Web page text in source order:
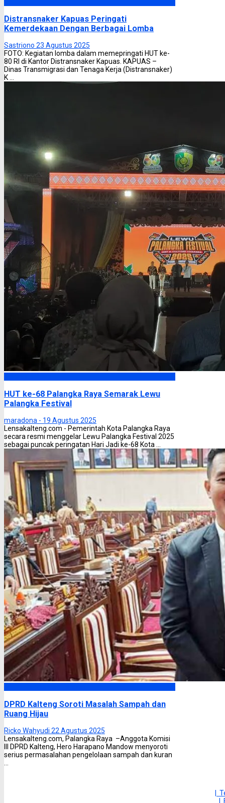
Distransnaker Kapuas Peringati
Kemerdekaan Dengan Berbagai Lomba
Sastriono 23 Agustus 2025
FOTO: Kegiatan lomba dalam memepringati HUT ke-
80 RI di Kantor Distransnaker Kapuas. KAPUAS –
Dinas Transmigrasi dan Tenaga Kerja (Distransnaker)
K ...
HUT ke-68 Palangka Raya Semarak Lewu
Palangka Festival
maradona - 19 Agustus 2025
Lensakalteng.com - Pemerintah Kota Palangka Raya
secara resmi menggelar Lewu Palangka Festival 2025
sebagai puncak peringatan Hari Jadi ke-68 Kota ...
DPRD Kalteng Soroti Masalah Sampah dan
Ruang Hijau
Ricko Wahyudi 22 Agustus 2025
Lensakalteng.com, Palangka Raya –Anggota Komisi
III DPRD Kalteng, Hero Harapano Mandow menyoroti
serius permasalahan pengelolaan sampah dan kuran
|